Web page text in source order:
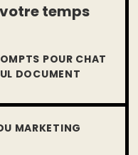
temps
POUR CHAT
DOCUMENT
MARKETING